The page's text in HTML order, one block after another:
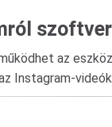
az
Instagram-